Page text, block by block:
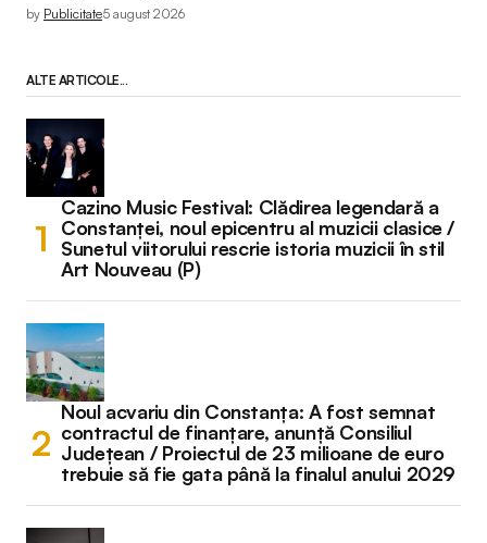
by Publicitate5 august 2026
ALTE ARTICOLE...
Cazino Music Festival: Clădirea legendară a
Constanței, noul epicentru al muzicii clasice /
Sunetul viitorului rescrie istoria muzicii în stil
Art Nouveau (P)
Noul acvariu din Constanța: A fost semnat
contractul de finanțare, anunță Consiliul
Județean / Proiectul de 23 milioane de euro
trebuie să fie gata până la finalul anului 2029